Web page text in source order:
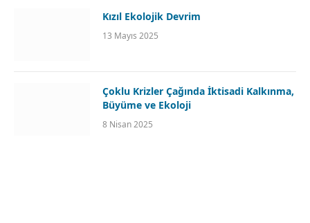
Kızıl Ekolojik Devrim
13 Mayıs 2025
Çoklu Krizler Çağında İktisadi Kalkınma,
Büyüme ve Ekoloji
8 Nisan 2025